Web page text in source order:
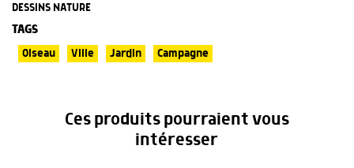
DESSINS NATURE
TAGS
Oiseau Ville Jardin Campagne
Ces produits pourraient vous
intéresser